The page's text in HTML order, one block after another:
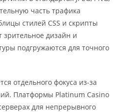
часть трафика
стилей CSS и скрипты
зрительное дизайн и
подгружаются для точного
отдельного фокуса из-за
Платформы Platinum Casino
для непрерывного